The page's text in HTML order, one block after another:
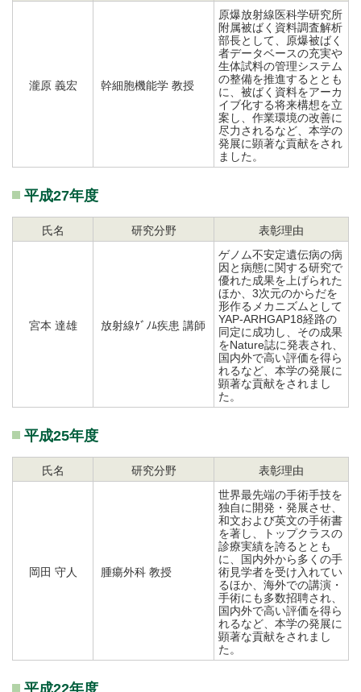
瀧原 義宏 幹細胞機能学 教授
原爆放射線医科学研究所
附属被ばく資料調査解析
部長として、原爆被ばく
者データベースの充実や
生体試料の管理システム
の整備を推進するととも
に、被ばく資料をアーカ
イブ化する将来構想を立
案し、作業環境の改善に
尽力されるなど、本学の
発展に顕著な貢献をされ
ました。
平成27年度
氏名 研究分野 表彰理由
宮本 達雄 放射線ｹﾞﾉﾑ疾患 講師
ゲノム不安定遺伝病の病
因と病態に関する研究で
優れた成果を上げられた
ほか、3次元のからだを
形作るメカニズムとして
YAP-ARHGAP18経路の
同定に成功し、その成果
をNature誌に発表され、
国内外で高い評価を得ら
れるなど、本学の発展に
顕著な貢献をされまし
た。
平成25年度
氏名 研究分野 表彰理由
岡田 守人 腫瘍外科 教授
世界最先端の手術手技を
独自に開発・発展させ、
和文および英文の手術書
を著し、トップクラスの
診療実績を誇るととも
に、国内外から多くの手
術見学者を受け入れてい
るほか、海外での講演・
手術にも多数招聘され、
国内外で高い評価を得ら
れるなど、本学の発展に
顕著な貢献をされまし
た。